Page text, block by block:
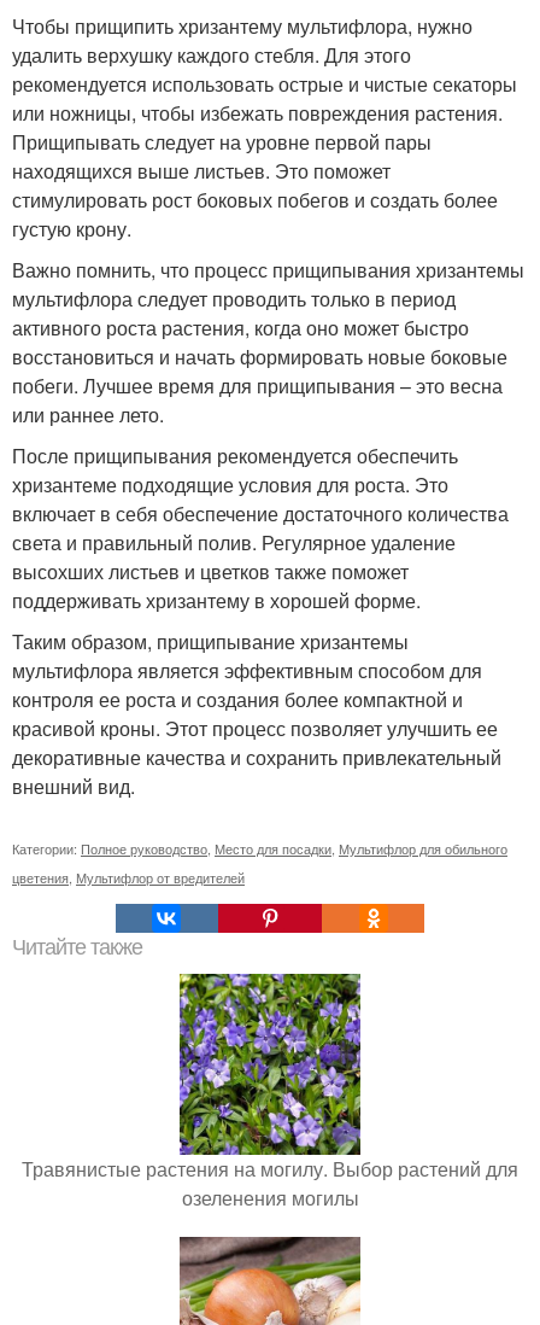
Чтобы прищипить хризантему мультифлора, нужно
удалить верхушку каждого стебля. Для этого
рекомендуется использовать острые и чистые секаторы
или ножницы, чтобы избежать повреждения растения.
Прищипывать следует на уровне первой пары
находящихся выше листьев. Это поможет
стимулировать рост боковых побегов и создать более
густую крону.
Важно помнить, что процесс прищипывания хризантемы
мультифлора следует проводить только в период
активного роста растения, когда оно может быстро
восстановиться и начать формировать новые боковые
побеги. Лучшее время для прищипывания – это весна
или раннее лето.
После прищипывания рекомендуется обеспечить
хризантеме подходящие условия для роста. Это
включает в себя обеспечение достаточного количества
света и правильный полив. Регулярное удаление
высохших листьев и цветков также поможет
поддерживать хризантему в хорошей форме.
Таким образом, прищипывание хризантемы
мультифлора является эффективным способом для
контроля ее роста и создания более компактной и
красивой кроны. Этот процесс позволяет улучшить ее
декоративные качества и сохранить привлекательный
внешний вид.
Категории: Полное руководство Место для посадки Мультифлор для обильного
цветения Мультифлор от вредителей
Читайте также
Травянистые растения на могилу. Выбор растений для
озеленения могилы